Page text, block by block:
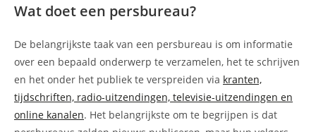
Wat doet een persbureau?
De belangrijkste taak van een persbureau is om informatie
over een bepaald onderwerp te verzamelen, het te schrijven
en het onder het publiek te verspreiden via kranten,
tijdschriften, radio-uitzendingen, televisie-uitzendingen en
online kanalen. Het belangrijkste om te begrijpen is dat